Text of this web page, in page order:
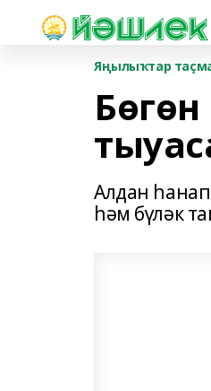
Яңылыҡтар
Алдан
һәм бүләк